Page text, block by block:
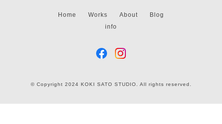
Home Works About
Blog
info
© Copyright 2024 KOKI SATO STUDIO. All rights reserved.